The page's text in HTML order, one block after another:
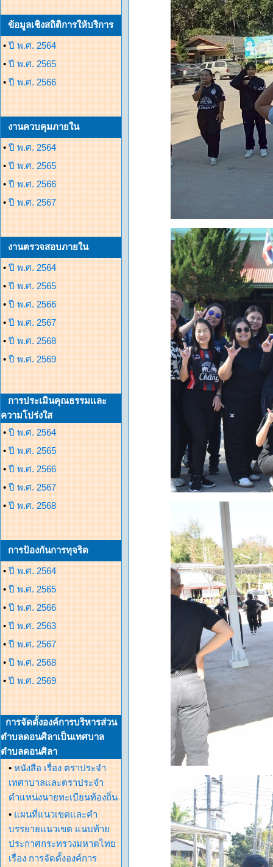
ข้อมูลเชิงสถิติการให้บริการ
• ปี พ.ศ. 2564
• ปี พ.ศ. 2565
• ปี พ.ศ. 2566
งานควบคุมภายใน
• ปี พ.ศ. 2564
• ปี พ.ศ. 2565
• ปี พ.ศ. 2566
• ปี พ.ศ. 2567
งานตรวจสอบภายใน
• ปี พ.ศ. 2564
• ปี พ.ศ. 2565
• ปี พ.ศ. 2566
• ปี พ.ศ. 2567
• ปี พ.ศ. 2568
• ปี พ.ศ. 2569
การประเมินคุณธรรมและ
ความโปร่งใส
• ปี พ.ศ. 2564
• ปี พ.ศ. 2565
• ปี พ.ศ. 2566
• ปี พ.ศ. 2567
• ปี พ.ศ. 2568
การป้องกันการทุจริต
• ปี พ.ศ. 2564
• ปี พ.ศ. 2565
• ปี พ.ศ. 2566
• ปี พ.ศ. 2563
• ปี พ.ศ. 2567
• ปี พ.ศ. 2568
• ปี พ.ศ. 2569
การจัดตั้งองค์การบริหารส่วน
ตำบลดอนศิลาเป็นเทศบาล
ตำบลดอนศิลา
• หนังสือ เรื่อง ตราประจำ
เทศาบาลและตราประจำ
ตำแหน่งนายทะเบียนท้องถิ่น
• แผนที่แนวเขตและคำ
บรรยายแนวเขต แนบท้าย
ประกาศกระทรวงมหาดไทย
เรื่อง การจัดตั้งองค์การ